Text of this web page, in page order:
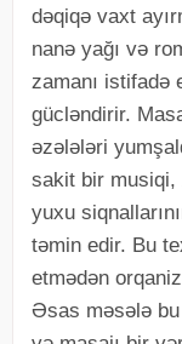
dəqiqə vaxt
nanə yağı və
zamanı istifadə
gücləndirir.
əzələləri
sakit bir musiqi,
yuxu
təmin edir. Bu
etmədən
Əsas məsələ bu